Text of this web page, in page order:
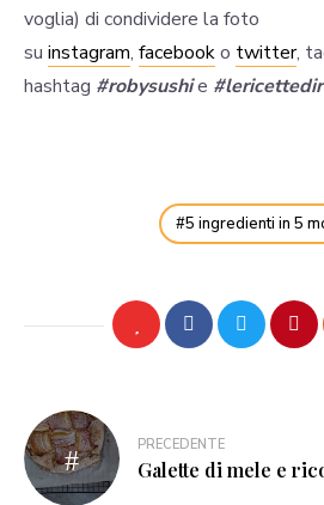
voglia) di condividere la foto
su instagram, facebooko twitter,
hashtag #robysushie
5 ingredienti in 5
PRECEDENTE
Galette di mele e